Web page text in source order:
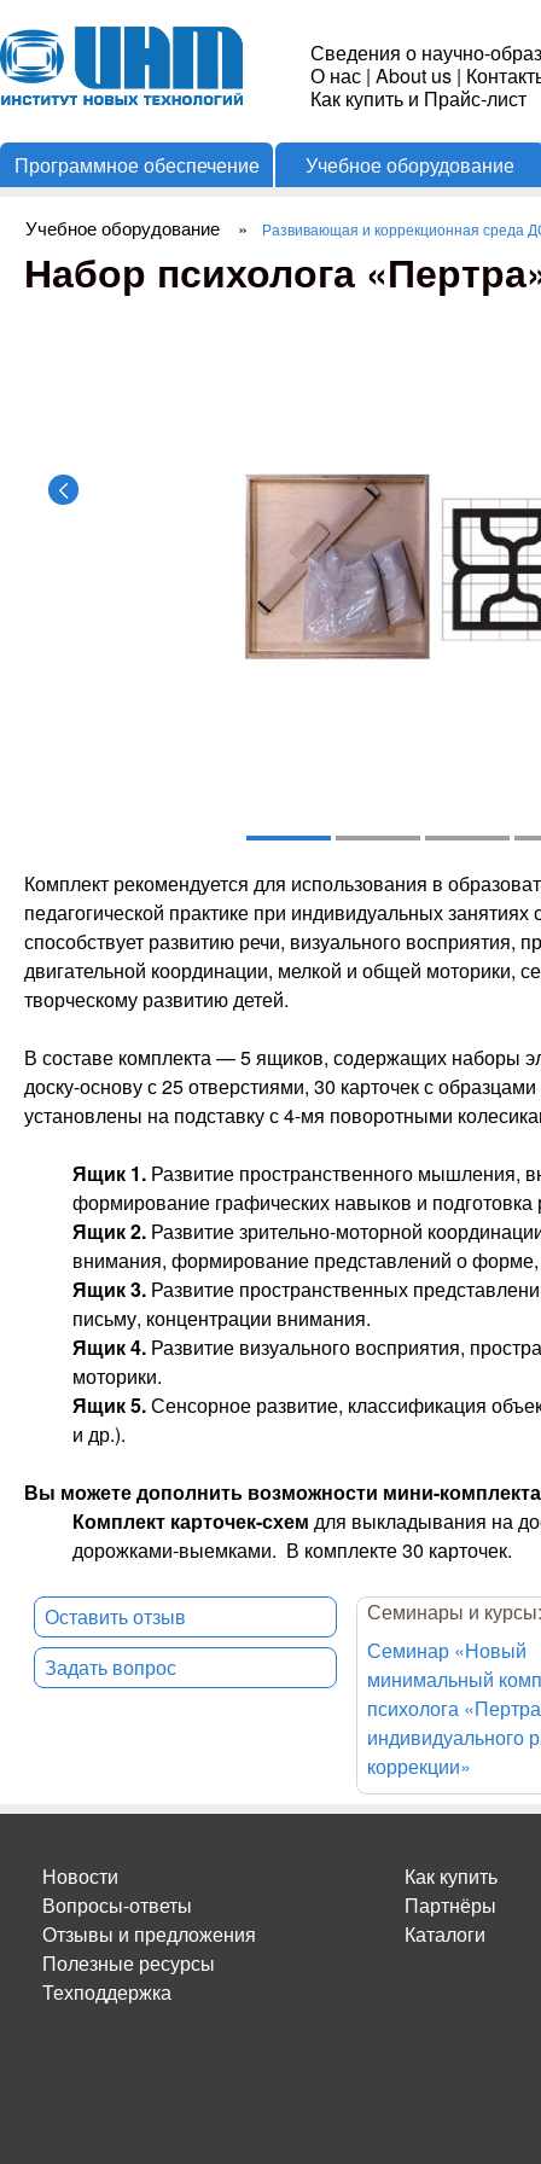
Институт
Новых
Технологий
Сведения о научно-
О нас | About us |
Как купить и Прайс-лист
Программное обеспечение Учебное оборудование
Вы здесь
Учебное оборудование » Развивающая и коррекционная среда
Набор психолога
Комплект рекомендуется для использования в
педагогической практике при индивидуальных
способствует развитию речи, визуального восприятия,
двигательной координации, мелкой и общей моторики,
творческому развитию детей.
В составе комплекта — 5 ящиков, содержащих наборы
доску-основу с 25 отверстиями, 30 карточек с
установлены на подставку с 4-мя поворотными
Ящик 1. Развитие пространственного мышления,
формирование графических навыков и подготовка
Ящик 2. Развитие зрительно-моторной
внимания, формирование представлений о форме,
Ящик 3. Развитие пространственных
письму, концентрации внимания.
Ящик 4. Развитие визуального восприятия,
моторики.
Ящик 5.Сенсорное развитие, классификация
и др.).
Вы можете дополнить возможности мини-
Комплект карточек-схем для выкладывания на
дорожками-выемками. В комплекте 30 карточек.
Оставить отзыв
Задать вопрос
Семинары и
Семинар «Новый
минимальный
психолога
индивидуального
коррекции»
Новости
Вопросы-ответы
Отзывы и предложения
Полезные ресурсы
Техподдержка
Как купить
Партнёры
Каталоги